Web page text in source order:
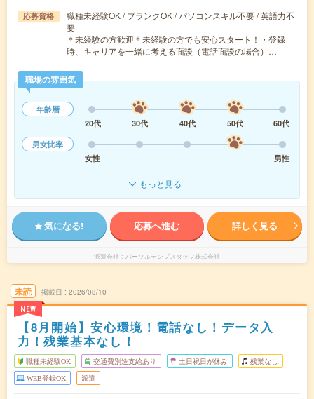
応募資格
職種未経験OK / ブランクOK / パソコンスキル不要 / 英語力不
要
＊未経験の方歓迎＊未経験の方でも安心スタート！・登録
時、キャリアを一緒に考える面談（電話面談の場合）…
職場の雰囲気
年齢層
20代
30代 40代 50代
60代
男女比率
女性
男性
もっと見る
気になる! 応募へ進む 詳しく見る
派遣会社 パーソルテンプスタッフ株式会社
未読
NEW
掲載日 2026/08/10
【8月開始】安心環境！電話なし！データ入
力！残業基本なし！
職種未経験OK 交通費別途支給あり 土日祝日が休み 残業なし
WEB登録OK 派遣